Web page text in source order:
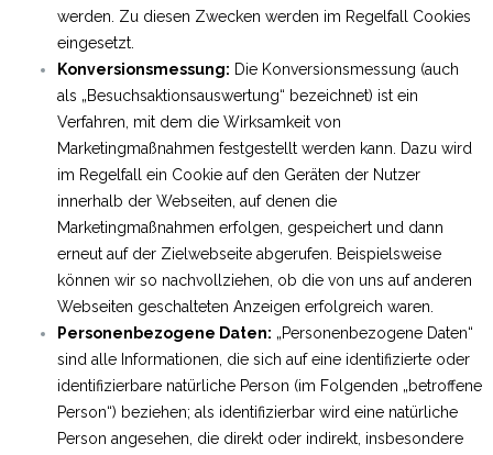
werden. Zu diesen Zwecken werden im Regelfall Cookies
eingesetzt.
Konversionsmessung: Die Konversionsmessung (auch
als „Besuchsaktionsauswertung“ bezeichnet) ist ein
Verfahren, mit dem die Wirksamkeit von
Marketingmaßnahmen festgestellt werden kann. Dazu wird
im Regelfall ein Cookie auf den Geräten der Nutzer
innerhalb der Webseiten, auf denen die
Marketingmaßnahmen erfolgen, gespeichert und dann
erneut auf der Zielwebseite abgerufen. Beispielsweise
können wir so nachvollziehen, ob die von uns auf anderen
Webseiten geschalteten Anzeigen erfolgreich waren.
Personenbezogene Daten: „Personenbezogene Daten“
sind alle Informationen, die sich auf eine identifizierte oder
identifizierbare natürliche Person (im Folgenden „betroffene
Person“) beziehen; als identifizierbar wird eine natürliche
Person angesehen, die direkt oder indirekt, insbesondere